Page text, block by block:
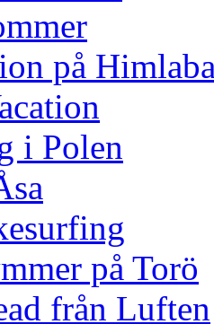
på
i Polen
på Torö
från Luften